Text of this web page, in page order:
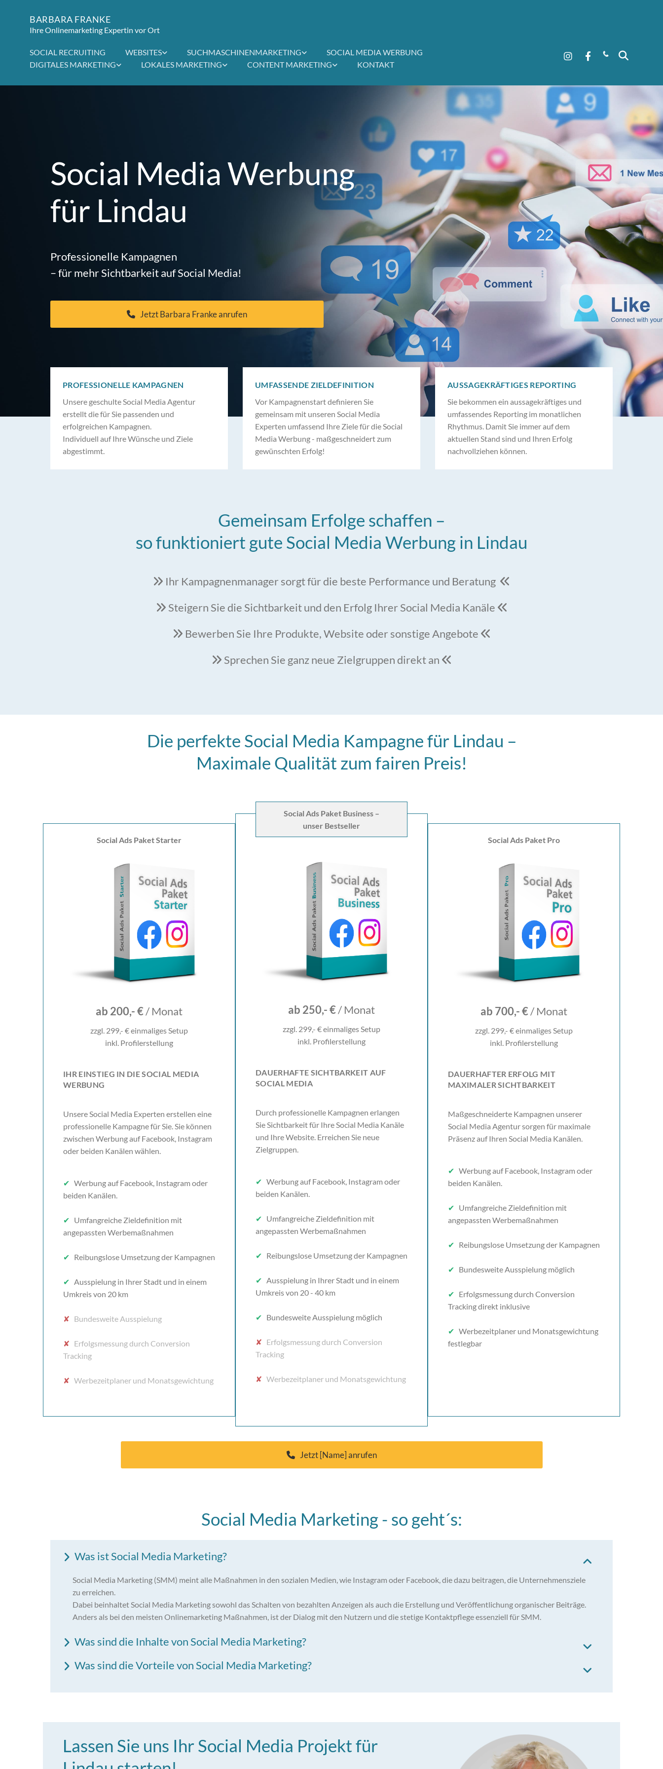
BARBARA FRANKE
Ihre Onlinemarketing Expertin vor Ort
SOCIAL RECRUITING WEBSITES SUCHMASCHINENMARKETING
SOCIAL MEDIA WERBUNG
DIGITALES MARKETING
LOKALES MARKETING CONTENT MARKETING KONTAKT
Social Media Werbung
für Lindau
Professionelle Kampagnen
– für mehr Sichtbarkeit auf Social Media!
Jetzt Barbara Franke anrufen
PROFESSIONELLE KAMPAGNEN
Unsere geschulte Social Media Agentur
erstellt die für Sie passenden und
erfolgreichen Kampagnen.
Individuell auf Ihre Wünsche und Ziele
abgestimmt.
UMFASSENDE ZIELDEFINITION
Vor Kampagnenstart definieren Sie
gemeinsam mit unseren Social Media
Experten umfassend Ihre Ziele für die Social
Media Werbung - maßgeschneidert zum
gewünschten Erfolg!
AUSSAGEKRÄFTIGES REPORTING
Sie bekommen ein aussagekräftiges und
umfassendes Reporting im monatlichen
Rhythmus. Damit Sie immer auf dem
aktuellen Stand sind und Ihren Erfolg
nachvollziehen können.
Gemeinsam Erfolge schaffen –
so funktioniert gute Social Media Werbung in Lindau
 Ihr Kampagnenmanager sorgt für die beste Performance und Beratung 
 Steigern Sie die Sichtbarkeit und den Erfolg Ihrer Social Media Kanäle 
 Bewerben Sie Ihre Produkte, Website oder sonstige Angebote 
 Sprechen Sie ganz neue Zielgruppen direkt an 
Die perfekte Social Media Kampagne für Lindau –
Maximale Qualität zum fairen Preis!
Social Ads Paket Starter
ab 200,- €/ Monat
zzgl. 299,- € einmaliges Setup
inkl. Profilerstellung
IHR EINSTIEG IN DIE SOCIAL MEDIA
WERBUNG
Unsere Social Media Experten erstellen eine
professionelle Kampagne für Sie. Sie können
zwischen Werbung auf Facebook, Instagram
oder beiden Kanälen wählen.
✔ Werbung auf Facebook, Instagram oder
beiden Kanälen.
✔ Umfangreiche Zieldefinition mit
angepassten Werbemaßnahmen
✔ Reibungslose Umsetzung der Kampagnen
✔ Ausspielung in Ihrer Stadt und in einem
Umkreis von 20 km
✘ Bundesweite Ausspielung
✘ Erfolgsmessung durch Conversion
Tracking
✘ Werbezeitplaner und Monatsgewichtung
Social Ads Paket Business –
unser Bestseller
ab 250,- €/ Monat
zzgl. 299,- € einmaliges Setup
inkl. Profilerstellung
DAUERHAFTE SICHTBARKEIT AUF
SOCIAL MEDIA
Durch professionelle Kampagnen erlangen
Sie Sichtbarkeit für Ihre Social Media Kanäle
und Ihre Website. Erreichen Sie neue
Zielgruppen.
✔ Werbung auf Facebook, Instagram oder
beiden Kanälen.
✔ Umfangreiche Zieldefinition mit
angepassten Werbemaßnahmen
✔ Reibungslose Umsetzung der Kampagnen
✔ Ausspielung in Ihrer Stadt und in einem
Umkreis von 20 - 40 km
✔ Bundesweite Ausspielung möglich
✘ Erfolgsmessung durch Conversion
Tracking
✘ Werbezeitplaner und Monatsgewichtung
Social Ads Paket Pro
ab 700,- €/ Monat
zzgl. 299,- € einmaliges Setup
inkl. Profilerstellung
DAUERHAFTER ERFOLG MIT
MAXIMALER SICHTBARKEIT
Maßgeschneiderte Kampagnen unserer
Social Media Agentur sorgen für maximale
Präsenz auf Ihren Social Media Kanälen.
✔ Werbung auf Facebook, Instagram oder
beiden Kanälen.
✔ Umfangreiche Zieldefinition mit
angepassten Werbemaßnahmen
✔ Reibungslose Umsetzung der Kampagnen
✔ Bundesweite Ausspielung möglich
✔ Erfolgsmessung durch Conversion
Tracking direkt inklusive
✔ Werbezeitplaner und Monatsgewichtung
festlegbar
Jetzt [Name] anrufen
Social Media Marketing - so geht´s:
Was ist Social Media Marketing?
Social Media Marketing (SMM) meint alle Maßnahmen in den sozialen Medien, wie Instagram oder Facebook, die dazu beitragen, die Unternehmensziele
zu erreichen.
Dabei beinhaltet Social Media Marketing sowohl das Schalten von bezahlten Anzeigen als auch die Erstellung und Veröffentlichung organischer Beiträge.
Anders als bei den meisten Onlinemarketing Maßnahmen, ist der Dialog mit den Nutzern und die stetige Kontaktpflege essenziell für SMM.
Was sind die Inhalte von Social Media Marketing?
Was sind die Vorteile von Social Media Marketing?
Lassen Sie uns Ihr Social Media Projekt für